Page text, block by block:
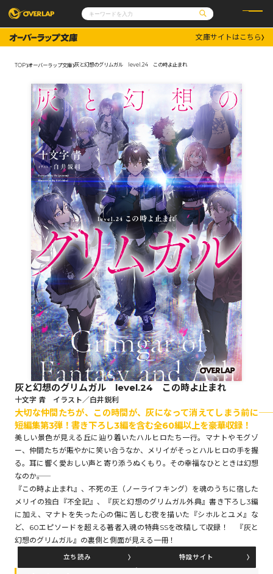
コミックガルド
コミッククリエ
文庫
ノベルス
その他
コミックエッセイ
ポケットモンスター
アニメ
ゲーム
通販・NEWS
OVERLAP STORE
オーバーラップ広報室
企業
会社概要
採用情報
アクセス
オーバーラップホールディングス
お問い合わせはこちら
オーバーラップ文庫
オーバーラップノベルス
オーバーラップノベルスf
ロサージュノベルス
コミックガルド
コミッククリエ
コミックパルフェ
文庫サイトはこちら
TOP オーバーラップ文庫 灰と幻想のグリムガル level.24 この時よ止まれ
灰と幻想のグリムガル level.24 この時よ止まれ
十文字 青 イラスト／白井鋭利
大切な仲間たちが、この時間が、灰になって消えてしまう前に――
短編集第3弾！書き下ろし3編を含む全60編以上を豪華収録！
美しい景色が見える丘に辿り着いたハルヒロたち一行。マナトやモグゾ
ー、仲間たちが賑やかに笑い合うなか、メリイがそっとハルヒロの手を握
る。耳に響く愛おしい声と寄り添うぬくもり。その幸福なひとときは幻想
なのか――。
『この時よ止まれ』、不死の王（ノーライフキング）を魂のうちに宿した
メリイの独白『不全記』、『灰と幻想のグリムガル外典』書き下ろし3編
に加え、マナトを失った心の傷に苦しむ夜を描いた『シホルとユメ』な
ど、60エピソードを超える著者入魂の特典SSを改稿して収録！ 『灰と
幻想のグリムガル』の裏側と側面が見える一冊！
立ち読み 特設サイト